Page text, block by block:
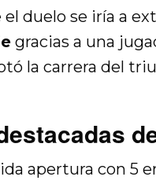
duelo se iría a
gracias a una
la carrera del
apertura con 5